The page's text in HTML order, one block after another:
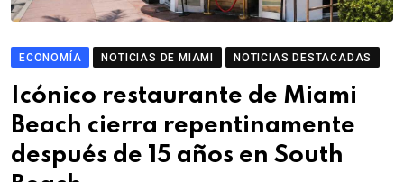
ECONOMÍA NOTICIAS DE MIAMI NOTICIAS DESTACADAS
Icónico restaurante de Miami
Beach cierra repentinamente
después de 15 años en South